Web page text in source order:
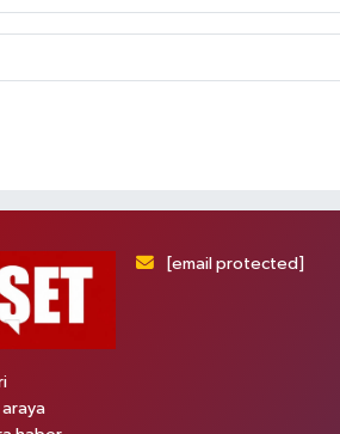
[email protected]